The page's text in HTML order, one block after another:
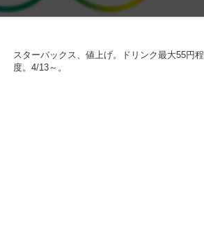
スターバックス、値上げ。ドリンク最大55円程
度。4/13～。